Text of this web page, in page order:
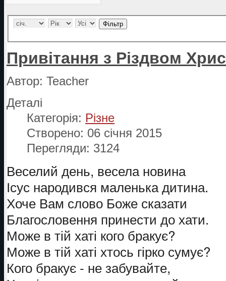
Фільтр
Привітання з Різдвом
Автор: Teacher
Деталі
Категорія: Різне
Створено: 06 січня 2015
Перегляди: 3124
Веселий день, весела новина
Ісус народився маленька дитина.
Хоче Вам слово Боже сказати
Благословення принести до хати.
Може в тій хаті кого бракує?
Може в тій хаті хтось гірко сумує?
Кого бракує - не забувайте,